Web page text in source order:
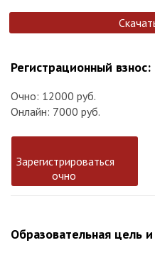
Регистрационный взнос:
Очно: 12000 руб.
Онлайн: 7000 руб.
Зарегистрироваться
очно
Образовательная цель